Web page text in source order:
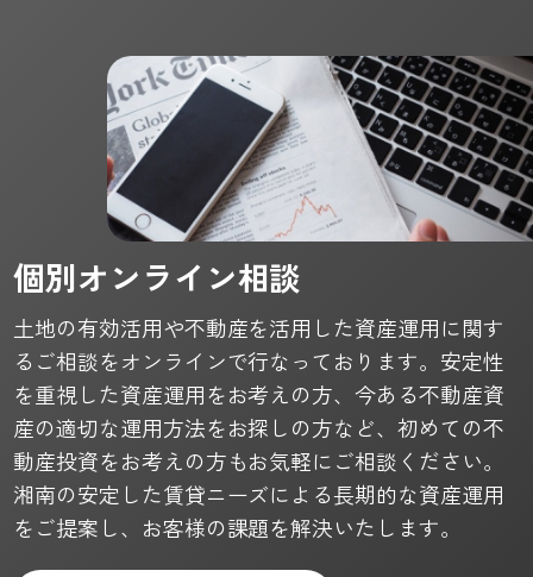
個別オンライン相談
土地の有効活用や不動産を活用した資産運用に関す
るご相談をオンラインで行なっております。安定性
を重視した資産運用をお考えの方、今ある不動産資
産の適切な運用方法をお探しの方など、初めての不
動産投資をお考えの方もお気軽にご相談ください。
湘南の安定した賃貸ニーズによる長期的な資産運用
をご提案し、お客様の課題を解決いたします。